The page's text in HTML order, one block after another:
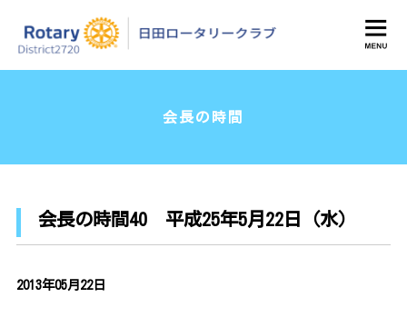
日田ロータリークラブ
会長の時間
会長の時間40 平成25年5月22日（水）
2013年05月22日